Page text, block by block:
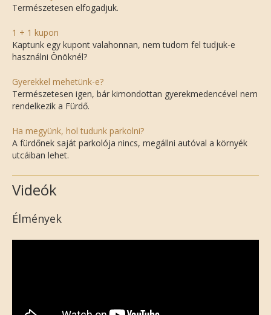
Természetesen elfogadjuk.
1 + 1 kupon
Kaptunk egy kupont valahonnan, nem tudom fel tudjuk-e
használni Önöknél?
Gyerekkel mehetünk-e?
Természetesen igen, bár kimondottan gyerekmedencével nem
rendelkezik a Fürdő.
Ha megyünk, hol tudunk parkolni?
A fürdőnek saját parkolója nincs, megállni autóval a környék
utcáiban lehet.
Videók
Élmények